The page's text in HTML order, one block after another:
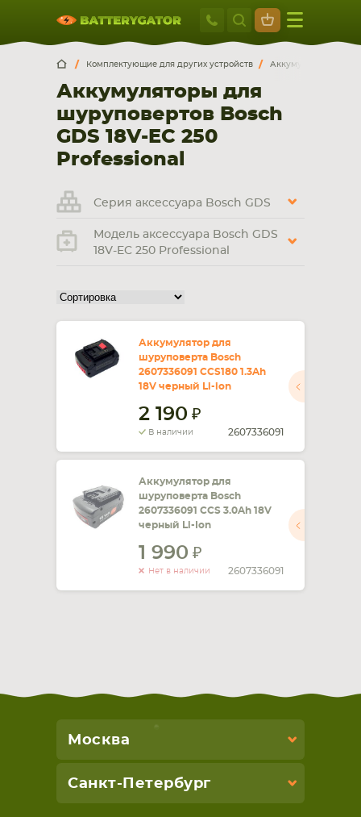
Москва
+7 495 414
Москва
г. Москва, ул. Ткацкая, 5с3 (м. Семеновская)
5 мин. ходьбы от ст.м. “Семеновская”
+7 495 414 28 59
Обратный звонок
9:00-21:00
смартфона, планшета
КОМПЛЕКТУЮЩИЕ
Комплектующие для других устройств Аккумуляторы для
Аккумуляторы для
шуруповертов Bosch
GDS 18V-EC 250
Professional
Серия аксессуара Bosch GDS
Модель аксессуара Bosch GDS
18V-EC 250 Professional
Аккумулятор для
шуруповерта Bosch
2607336091 CCS180 1.3Ah
18V черный Li-ion
2 190
В наличии 2607336091
Аккумулятор для
шуруповерта Bosch
2607336091 CCS 3.0Ah 18V
черный Li-Ion
1 990
Нет в наличии 2607336091
Москва
Санкт-Петербург